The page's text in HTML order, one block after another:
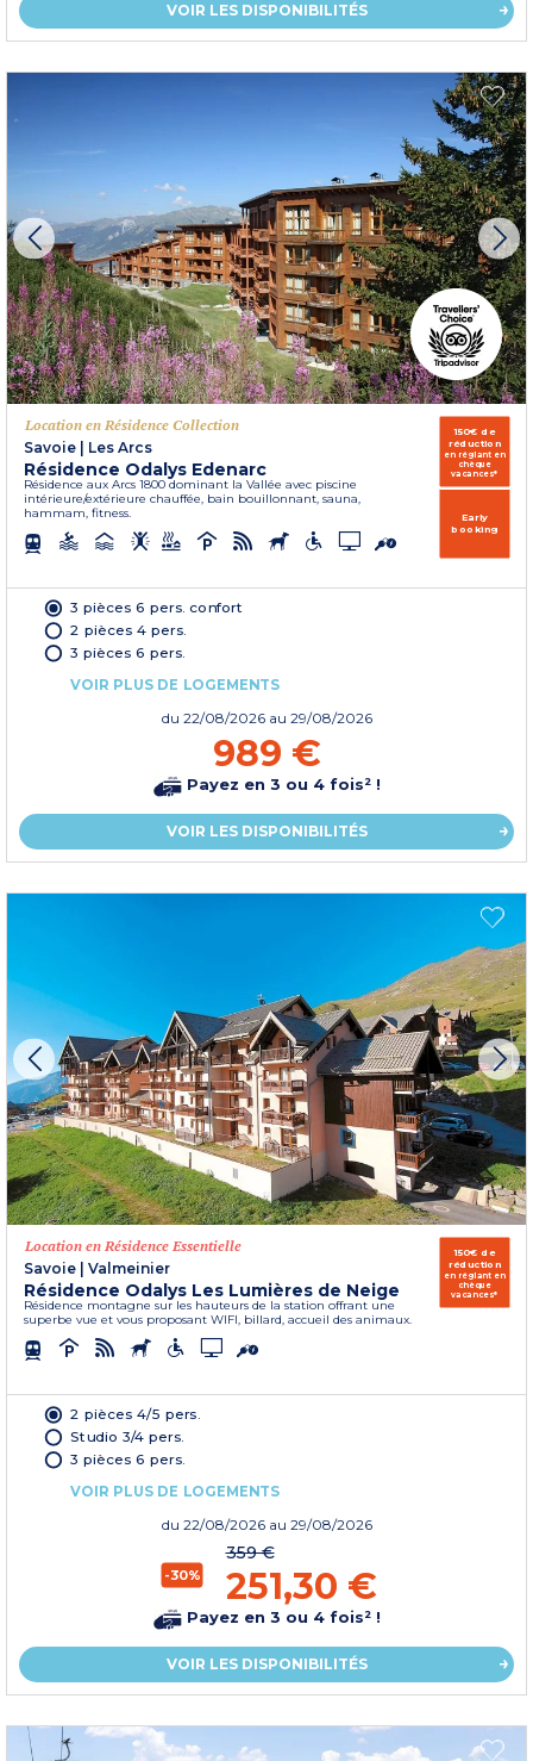
VOIR LES DISPONIBILITÉS
Location en Résidence Collection
Savoie
Les Arcs
Résidence Odalys Edenarc
Résidence aux Arcs 1800 dominant la Vallée avec piscine
intérieure/extérieure chauffée, bain bouillonnant, sauna,
hammam, fitness.
150€ de
réduction
en réglant en
chèque
vacances*
Early
booking
3 pièces 6 pers. confort
2 pièces 4 pers.
3 pièces 6 pers.
VOIR PLUS DE LOGEMENTS
du 22/08/2026 au 29/08/2026
989 €
Payez en 3 ou 4 fois² !
VOIR LES DISPONIBILITÉS
Location en Résidence Essentielle
Savoie
Valmeinier
Résidence Odalys Les Lumières de Neige
Résidence montagne sur les hauteurs de la station offrant une
superbe vue et vous proposant WIFI, billard, accueil des animaux.
150€ de
réduction
en réglant en
chèque
vacances*
2 pièces 4/5 pers.
Studio 3/4 pers.
3 pièces 6 pers.
VOIR PLUS DE LOGEMENTS
du 22/08/2026 au 29/08/2026
-30%
359 €
251,30 €
Payez en 3 ou 4 fois² !
VOIR LES DISPONIBILITÉS